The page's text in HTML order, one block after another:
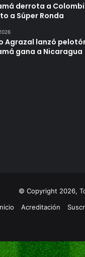
derrota a
a Súper Ronda
Agrazal lanzó
gana a Nicaragua
© Copyright 2026,
Acreditación